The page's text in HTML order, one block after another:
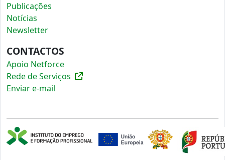
Publicações
Notícias
Newsletter
CONTACTOS
Apoio Netforce
Rede de Serviços
Enviar e-mail